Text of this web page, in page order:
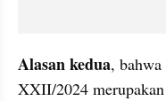
Alasan kedua,
XXII/2024